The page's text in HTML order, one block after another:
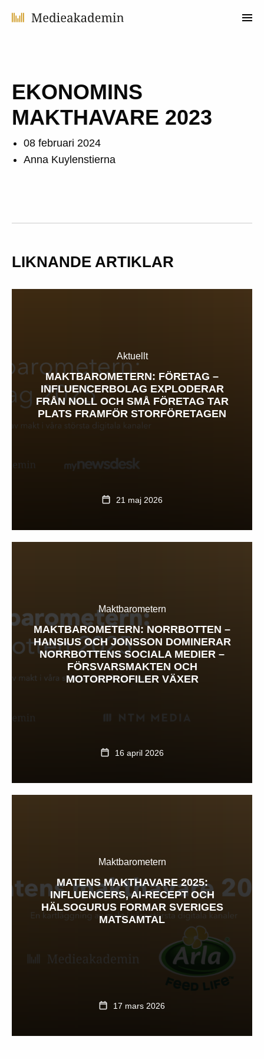
EKONOMINS
MAKTHAVARE 2023
08 februari 2024
Anna Kuylenstierna
LIKNANDE ARTIKLAR
Aktuellt
MAKTBAROMETERN: FÖRETAG –
INFLUENCERBOLAG EXPLODERAR
FRÅN NOLL OCH SMÅ FÖRETAG TAR
PLATS FRAMFÖR STORFÖRETAGEN
21 maj 2026
Maktbarometern
MAKTBAROMETERN: NORRBOTTEN –
HANSIUS OCH JONSSON DOMINERAR
NORRBOTTENS SOCIALA MEDIER –
FÖRSVARSMAKTEN OCH
MOTORPROFILER VÄXER
16 april 2026
Maktbarometern
MATENS MAKTHAVARE 2025:
INFLUENCERS, AI-RECEPT OCH
HÄLSOGURUS FORMAR SVERIGES
MATSAMTAL
17 mars 2026